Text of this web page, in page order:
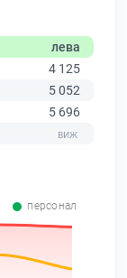
лева
4 125
5 052
5 696
персонал